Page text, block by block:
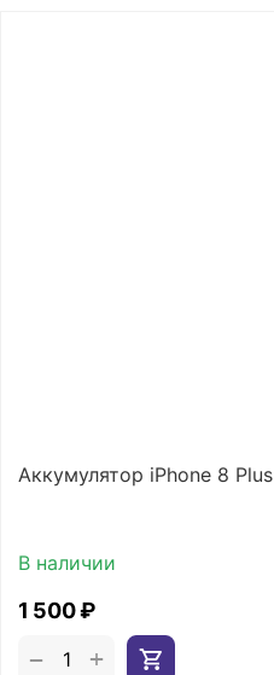
Аккумулятор iPhone 8 Plus
В наличии
1 500₽
+
−